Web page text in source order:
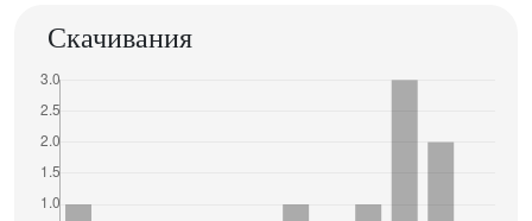
Скачивания